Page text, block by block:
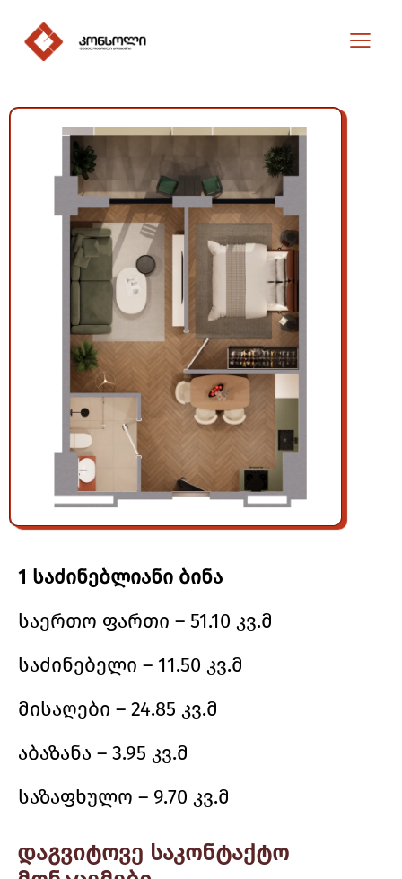
1 საძინებლიანი ბინა
საერთო ფართი – 51.10 კვ.მ
საძინებელი – 11.50 კვ.მ
მისაღები – 24.85 კვ.მ
აბაზანა – 3.95 კვ.მ
საზაფხულო – 9.70 კვ.მ
დაგვიტოვე საკონტაქტო